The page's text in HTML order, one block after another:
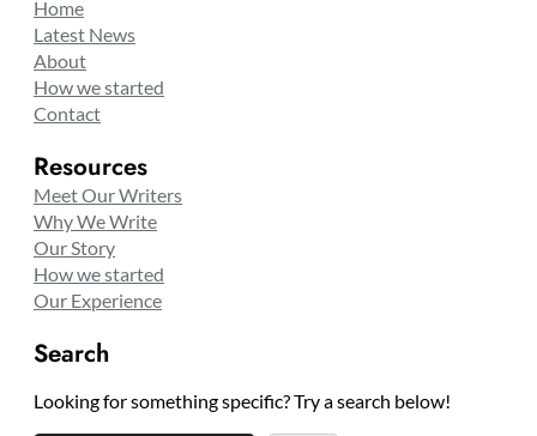
Home
Latest News
About
How we started
Contact
Resources
Meet Our Writers
Why We Write
Our Story
How we started
Our Experience
Search
Looking for something specific? Try a search below!